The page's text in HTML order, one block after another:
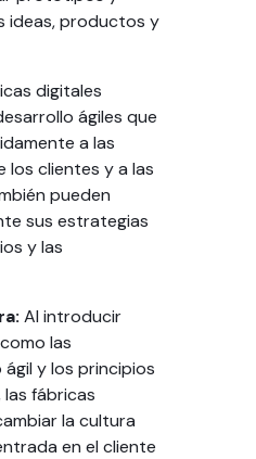
ideas, productos y
digitales
ágiles que
a las
los clientes y a las
pueden
sus estrategias
y las
Al introducir
las
y los principios
fábricas
la cultura
en el cliente